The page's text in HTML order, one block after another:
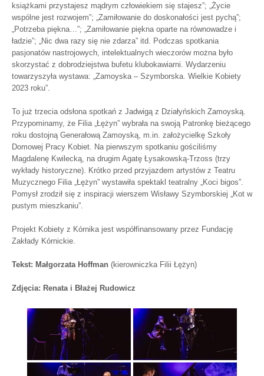
książkami przystajesz mądrym człowiekiem się stajesz”; „Życie
wspólne jest rozwojem”; „Zamiłowanie do doskonałości jest pychą”;
„Potrzeba piękna…”; „Zamiłowanie piękna oparte na równowadze i
ładzie”; „Nic dwa razy się nie zdarza” itd. Podczas spotkania
pasjonatów nastrojowych, intelektualnych wieczorów można było
skorzystać z dobrodziejstwa bufetu klubokawiarni. Wydarzeniu
towarzyszyła wystawa: „Zamoyska – Szymborska. Wielkie Kobiety
2023 roku”.
To już trzecia odsłona spotkań z Jadwigą z Działyńskich Zamoyską.
Przypominamy, że Filia „Łężyn” wybrała na swoją Patronkę bieżącego
roku dostojną Generałową Zamoyską, m.in. założycielkę Szkoły
Domowej Pracy Kobiet. Na pierwszym spotkaniu gościliśmy
Magdalenę Kwilecką, na drugim Agatę Łysakowską-Trzoss (trzy
wykłady historyczne). Krótko przed przyjazdem artystów z Teatru
Muzycznego Filia „Łężyn” wystawiła spektakl teatralny „Koci bigos”.
Pomysł zrodził się z inspiracji wierszem Wisławy Szymborskiej „Kot w
pustym mieszkaniu”.
Projekt Kobiety z Kórnika jest współfinansowany przez Fundację
Zakłady Kórnickie.
Tekst: Małgorzata Hoffman (kierowniczka Filii Łężyn)
Zdjęcia: Renata i Błażej Rudowicz